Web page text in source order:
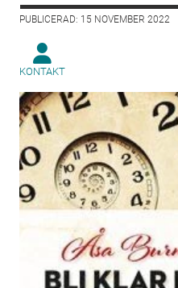
PUBLICERAD: 15 NOVEMBER 2022
KONTAKT